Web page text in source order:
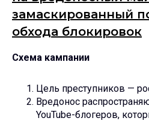
замаскированный
обхода блокировок
Схема кампании
Цель преступников —
Вредонос
YouTube-блогеров,